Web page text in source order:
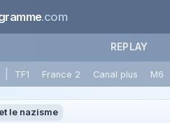
.com
REPLAY
TF1 France 2 Canal plus M6
le nazisme